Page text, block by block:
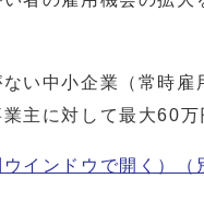
い中小企業（常時
主に対して最大60
インドウで開く）